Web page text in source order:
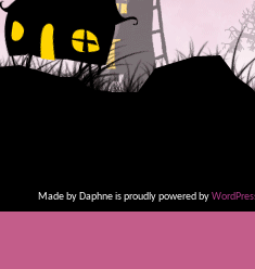
Made by Daphne is proudly powered by